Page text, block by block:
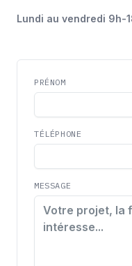
Lundi au vendredi 9h-
PRÉNOM
TÉLÉPHONE
MESSAGE